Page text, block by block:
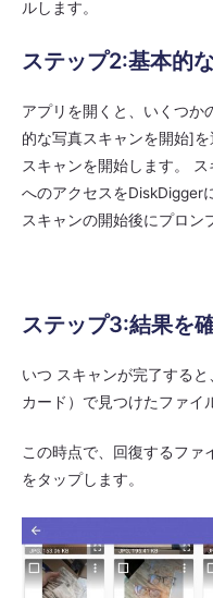
ルします。
ステップ2:基本的
アプリを開くと、いくつか
的な写真スキャンを開始]
スキャンを開始します。
へのアクセスをDiskDigger
スキャンの開始後にプロン
ステップ3:結果を
いつ スキャンが完了する
カード）で見つけたファイ
この時点で、回復するファ
をタップします。